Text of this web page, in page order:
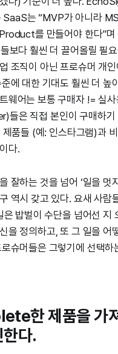
SaaS는 “MVP가 아니라
를 만들어야 한다”며
보다 훨씬 더 끌어올릴 필
조직이 아닌 프로슈머 개
에 대한 기대도 훨씬 더 높
웨어는 보통 구매자 != 실
들은 직접 본인이 구매하기
품들 (예: 인스타그램)과
다.
잘하는 것을 넘어 ‘일을 멋
역시 갖고 있다. 요새 사람
은 밥벌이 수단을 넘어선 지
을 정의하고, 또 그 일을 어
슈머들은 그렇기에 선택하
한 제품을 가
다.